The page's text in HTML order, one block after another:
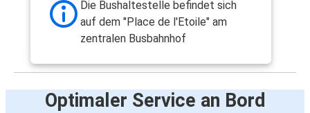
Die Bushaltestelle befindet sich
auf dem "Place de l'Etoile" am
zentralen Busbahnhof
Optimaler Service an Bord